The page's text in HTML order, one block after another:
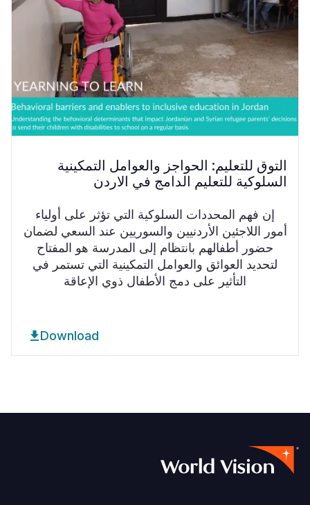
التوق للتعليم: الحواجز والعوامل التمكينية
السلوكية للتعليم الدامج في الاردن
إن فهم المحددات السلوكية التي تؤثر على أولياء
أمور اللاجئين الأردنيين والسوريين عند السعي لضمان
حضور أطفالهم بانتظام إلى المدرسة هو المفتاح
لتحديد العوائق والعوامل التمكينية التي تستمر في
التأثير على دمج الأطفال ذوي الإعاقة
Download